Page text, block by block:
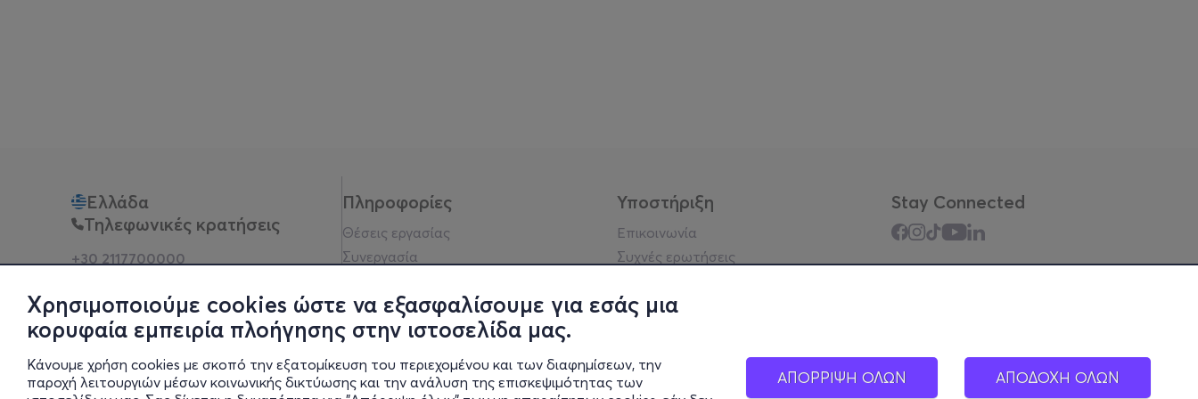
Χρησιμοποιούμε cookies ώστε να εξασφαλίσουμε για εσάς μια
κορυφαία εμπειρία πλοήγησης στην ιστοσελίδα μας.
Κάνουμε χρήση cookies με σκοπό την εξατομίκευση του περιεχομένου και των διαφημίσεων, την
παροχή λειτουργιών μέσων κοινωνικής δικτύωσης και την ανάλυση της επισκεψιμότητας των
ΑΠΟΡΡΙΨΗ ΟΛΩΝ ΑΠΟΔΟΧΗ ΟΛΩΝ
Ελλάδα
Τηλεφωνικές κρατήσεις
+30 2117700000
Φυσικά σημεία
Πληροφορίες
Θέσεις εργασίας
Συνεργασία
Πολιτική απορρήτου
Νομική σημείωση
Blog
Υποστήριξη
Επικοινωνία
Συχνές ερωτήσεις
Υπηρεσίες
Σύνδεση reseller
Stay Connected